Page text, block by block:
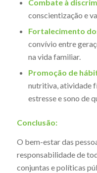
Combate à
conscientização e
Fortalecimento
convívio entre
na vida familiar.
Promoção de
nutritiva, atividade
estresse e sono de
Conclusão:
O bem-estar das
responsabilidade de
conjuntas e políticas